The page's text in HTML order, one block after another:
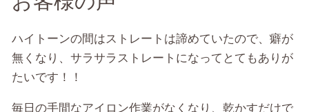
ハイトーンの間はストレートは諦めていたので、癖が
無くなり、サラサラストレートになってとてもありが
たいです！！
毎日の手間なアイロン作業がなくなり、乾かすだけで